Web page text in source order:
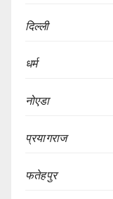
दिल्ली
धर्म
नोएडा
प्रयागराज
फतेहपुर